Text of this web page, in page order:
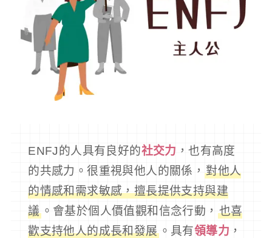
ENFJ的人具有良好的社交力 ，也有高度
的共感力。很重視與他人的關係，對他人
的情感和需求敏感，擅長提供支持與建
議。會基於個人價值觀和信念行動， 也喜
歡支持他人的成長和發展。具有領導力 ，